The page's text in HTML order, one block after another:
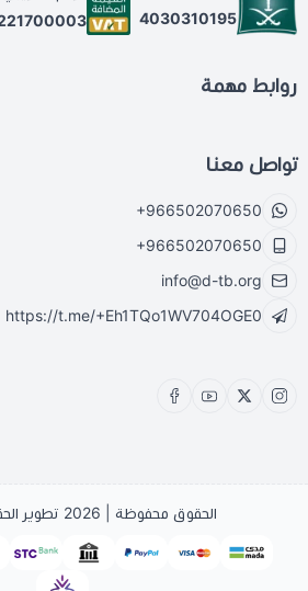
4030310195
روابط مهمة
تواصل معنا
+966502070650
+966502070650
info@d-tb.org
https://t.me/+Eh1TQo1WV704OGE0
الحقوق محفوظة | 2026 تطوير